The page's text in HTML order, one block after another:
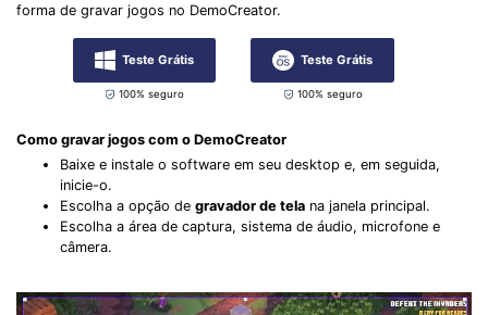
forma de gravar jogos no DemoCreator.
Teste Grátis
100% seguro
Teste Grátis
100% seguro
Como gravar jogos com o DemoCreator
Baixe e instale o software em seu desktop e, em seguida,
inicie-o.
Escolha a opção de gravador de tela na janela principal.
Escolha a área de captura, sistema de áudio, microfone e
câmera.